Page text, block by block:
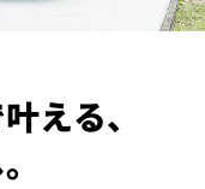
WHAT’S
LIFE
える、